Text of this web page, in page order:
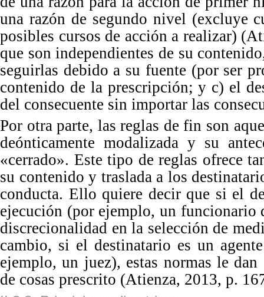
una razón de segundo nivel (excluye
posibles cursos de acción a realizar)
que son independientes de su
seguirlas debido a su fuente (por ser
contenido de la prescripción; y c) el
del consecuente sin importar las
Por otra parte, las reglas de fin son
deónticamente modalizada y su
«cerrado». Este tipo de reglas ofrece
su contenido y traslada a los
conducta. Ello quiere decir que si el
ejecución (por ejemplo, un funcionario
discrecionalidad en la selección de
cambio, si el destinatario es un
ejemplo, un juez), estas normas le
de cosas prescrito (Atienza, 2013, p.